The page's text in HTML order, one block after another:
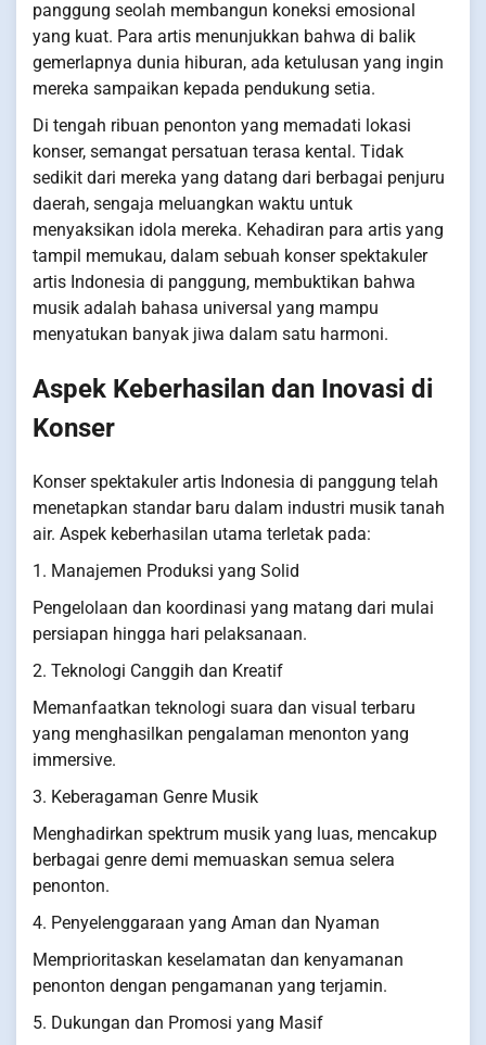
panggung seolah membangun koneksi emosional
yang kuat. Para artis menunjukkan bahwa di balik
gemerlapnya dunia hiburan, ada ketulusan yang ingin
mereka sampaikan kepada pendukung setia.
Di tengah ribuan penonton yang memadati lokasi
konser, semangat persatuan terasa kental. Tidak
sedikit dari mereka yang datang dari berbagai penjuru
daerah, sengaja meluangkan waktu untuk
menyaksikan idola mereka. Kehadiran para artis yang
tampil memukau, dalam sebuah konser spektakuler
artis Indonesia di panggung, membuktikan bahwa
musik adalah bahasa universal yang mampu
menyatukan banyak jiwa dalam satu harmoni.
Aspek Keberhasilan dan Inovasi di
Konser
Konser spektakuler artis Indonesia di panggung telah
menetapkan standar baru dalam industri musik tanah
air. Aspek keberhasilan utama terletak pada:
1. Manajemen Produksi yang Solid
Pengelolaan dan koordinasi yang matang dari mulai
persiapan hingga hari pelaksanaan.
2. Teknologi Canggih dan Kreatif
Memanfaatkan teknologi suara dan visual terbaru
yang menghasilkan pengalaman menonton yang
immersive.
3. Keberagaman Genre Musik
Menghadirkan spektrum musik yang luas, mencakup
berbagai genre demi memuaskan semua selera
penonton.
4. Penyelenggaraan yang Aman dan Nyaman
Memprioritaskan keselamatan dan kenyamanan
penonton dengan pengamanan yang terjamin.
5. Dukungan dan Promosi yang Masif